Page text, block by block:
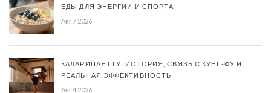
ЕДЫ ДЛЯ ЭНЕРГИИ И СПОРТА
Авг 7 2026
КАЛАРИПАЯТТУ: ИСТОРИЯ, СВЯЗЬ С КУНГ-ФУ И
РЕАЛЬНАЯ ЭФФЕКТИВНОСТЬ
Авг 4 2026